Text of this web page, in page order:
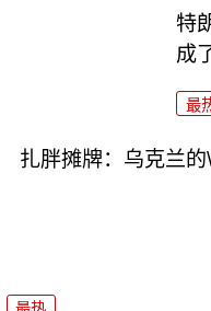
特
成
最
扎胖摊牌：乌克兰的